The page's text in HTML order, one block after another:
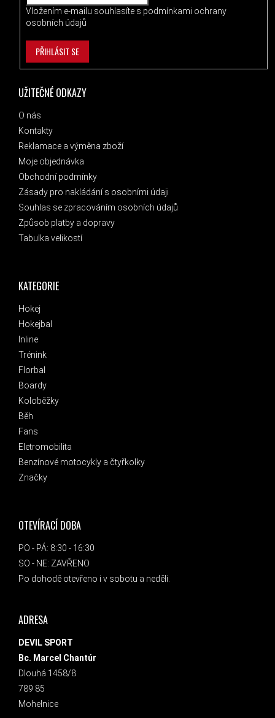
KATEGORIE
Hokej
Hokejbal
Inline
Trénink
Florbal
Boardy
Koloběžky
Běh
Fans
Eletromobilita
Benzínové motocykly a čtyřkolky
Značky
UŽITEČNÉ ODKAZY
O nás
Kontakty
Reklamace a výměna zboží
Moje objednávka
Obchodní podmínky
Zásady pro nakládání s osobními údaji
Souhlas se zpracováním osobních údajů
Způsob platby a dopravy
Tabulka velikostí
OTEVÍRACÍ DOBA
PO - PÁ: 8:30 - 16:30
SO - NE: ZAVŘENO
Po dohodě otevřeno i v sobotu a neděli.
ADRESA
DEVIL SPORT
Bc. Marcel Chantúr
Dlouhá 1458/8
789 85
Mohelnice
Vložením e-mailu souhlasíte s podmínkami ochrany
osobních údajů
PŘIHLÁSIT SE